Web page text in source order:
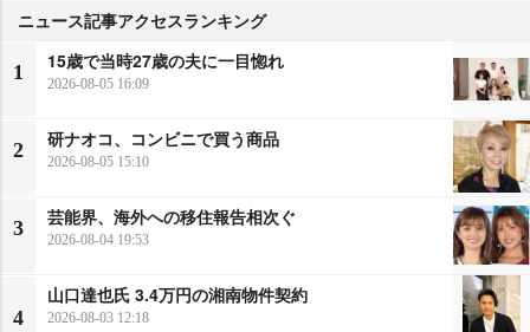
ニュース記事アクセスランキング
1
15歳で当時27歳の夫に一目惚れ
2026-08-05 16:09
2
研ナオコ、コンビニで買う商品
2026-08-05 15:10
3
芸能界、海外への移住報告相次ぐ
2026-08-04 19:53
4
山口達也氏 3.4万円の湘南物件契約
2026-08-03 12:18